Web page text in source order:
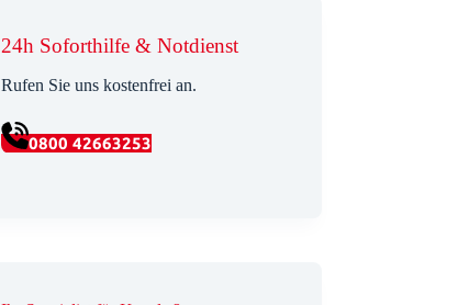
24h Soforthilfe & Notdienst
Rufen Sie uns kostenfrei an.
0800 42663253